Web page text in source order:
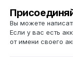
Вы можете
Если у вас есть
от имени своего